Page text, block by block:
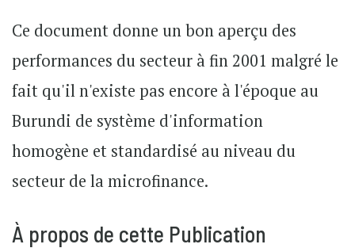
Ce document donne un bon aperçu des
performances du secteur à fin 2001 malgré le
fait qu'il n'existe pas encore à l'époque au
Burundi de système d'information
homogène et standardisé au niveau du
secteur de la microfinance.
À propos de cette Publication